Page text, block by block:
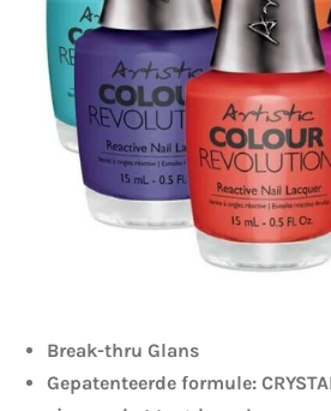
Break-thru Glans
Gepatenteerde formule: